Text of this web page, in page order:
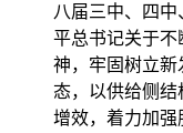
八届三中、四
平总书记关于
神，牢固树立新
态，以供给侧
增效，着力加强